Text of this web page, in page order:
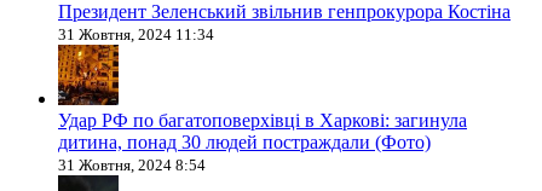
Президент Зеленський звільнив генпрокурора Костіна
31 Жовтня, 2024 11:34
Удар РФ по багатоповерхівці в Харкові: загинула
дитина, понад 30 людей постраждали (Фото)
31 Жовтня, 2024 8:54